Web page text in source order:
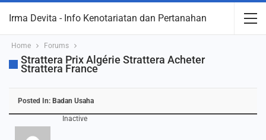
Irma Devita - Info Kenotariatan dan Pertanahan
Home Forums
Strattera Prix Algérie Strattera Acheter
Strattera France
Posted In: Badan Usaha
Inactive